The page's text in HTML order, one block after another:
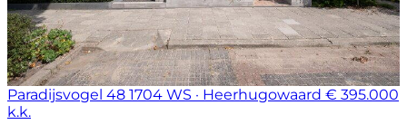
Paradijsvogel 48 1704 WS · Heerhugowaard € 395.000
k.k.